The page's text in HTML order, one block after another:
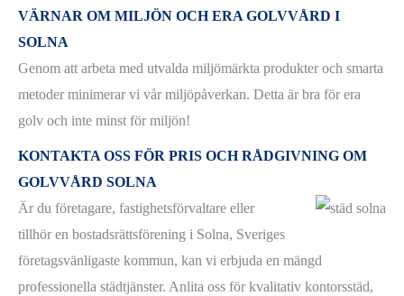
VÄRNAR OM MILJÖN OCH ERA GOLVVÅRD I
SOLNA
Genom att arbeta med utvalda miljömärkta produkter och smarta
metoder minimerar vi vår miljöpåverkan. Detta är bra för era
golv och inte minst för miljön!
KONTAKTA OSS FÖR PRIS OCH RÅDGIVNING OM
GOLVVÅRD SOLNA
Är du företagare, fastighetsförvaltare eller
tillhör en bostadsrättsförening i Solna, Sveriges
företagsvänligaste kommun, kan vi erbjuda en mängd
professionella städtjänster. Anlita oss för kvalitativ kontorsstäd,